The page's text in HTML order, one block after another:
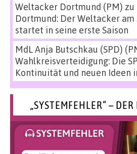
Weltacker Dortmund (PM) zu
Dortmund: Der Weltacker
startet in seine erste Saison
MdL Anja Butschkau (SPD)
Wahlkreisverteidigung: Die
Kontinuität und neuen Ideen
„SYSTEMFEHLER“ –